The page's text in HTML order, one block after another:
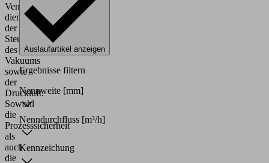
Ventile
dienen
der
Steuerung
des
Vakuums
sowie
der
Druckluft.
Sowohl
die
Prozesssicherheit
als
auch
die
Auslaufartikel anzeigen
Ergebnisse filtern
Nennweite [mm]
Nenndurchfluss [m³/h]
Kennzeichung